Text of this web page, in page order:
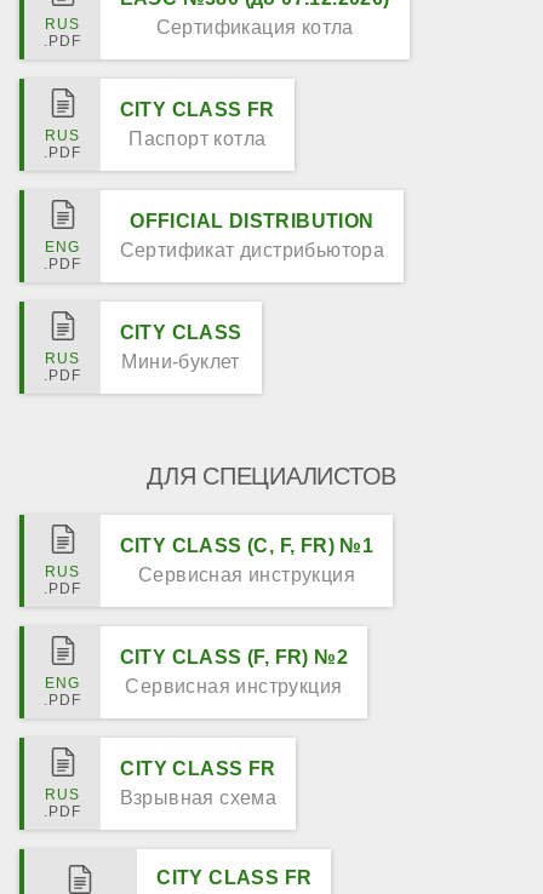
Сертификация котла
CITY CLASS FR
Паспорт котла
OFFICIAL DISTRIBUTION
Сертификат дистрибьютора
CITY CLASS
Мини-буклет
ДЛЯ СПЕЦИАЛИСТОВ
CITY CLASS (C, F, FR) №1
Сервисная инструкция
CITY CLASS (F, FR) №2
Сервисная инструкция
CITY CLASS FR
Взрывная схема
CITY CLASS FR